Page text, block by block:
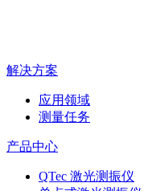
解决方案
应用领域
测量任务
产品中心
QTec 激光测振仪